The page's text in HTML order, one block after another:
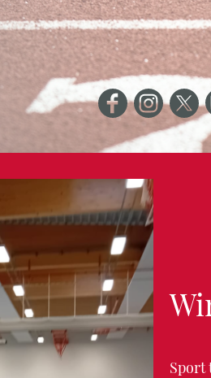
Sport